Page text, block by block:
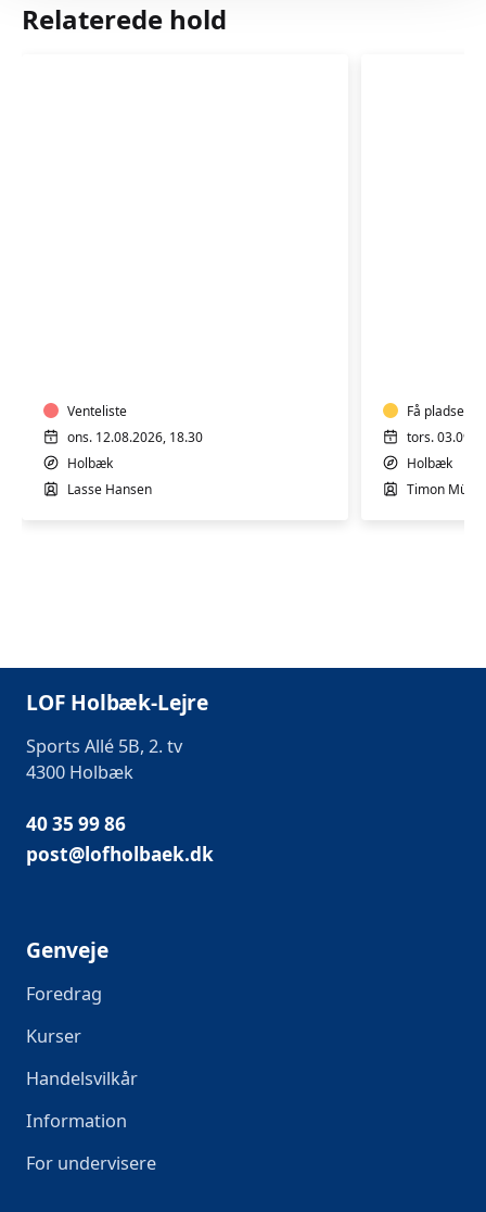
Relaterede hold
Venteliste
ons. 12.08.2026, 18.30
Holbæk
Lasse Hansen
Få pladser
tors.
Holbæk
Timon Müller
LOF Holbæk-Lejre
Sports Allé 5B, 2. tv
4300 Holbæk
40 35 99 86
post@lofholbaek.dk
Genveje
Foredrag
Kurser
Handelsvilkår
Information
For undervisere